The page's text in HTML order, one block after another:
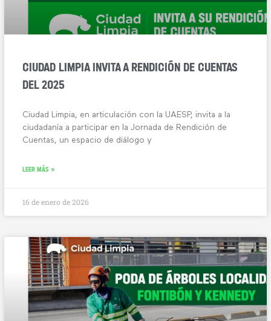
CIUDAD LIMPIA INVITA A RENDICIÓN DE CUENTAS
DEL 2025
Ciudad Limpia, en articulación con la UAESP, invita a la
ciudadanía a participar en la Jornada de Rendición de
Cuentas, un espacio de diálogo y
LEER MÁS »
16 de enero de 2026